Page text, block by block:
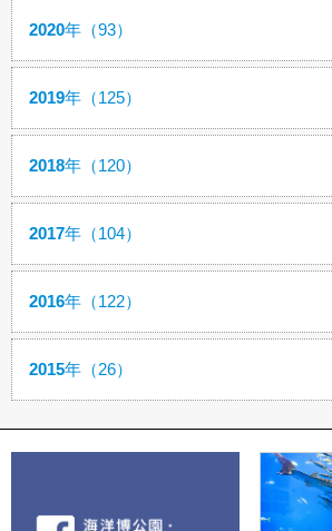
2020年（93）
2019年（125）
2018年（120）
2017年（104）
2016年（122）
2015年（26）